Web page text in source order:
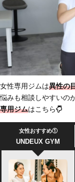
女性専用ジムは異性の
悩みも相談しやすいの
専用ジムはこちら
女性おすすめ①
UNDEUX GYM